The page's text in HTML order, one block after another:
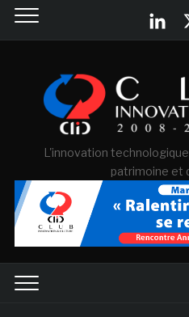
L'innovation
patrimoine et